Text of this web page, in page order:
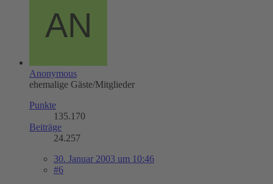
Anonymous
ehemalige Gäste/Mitglieder
Punkte
135.170
Beiträge
24.257
30. Januar 2003 um 10:46
#6